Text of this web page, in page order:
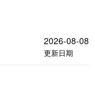
2026-08-08
更新日期